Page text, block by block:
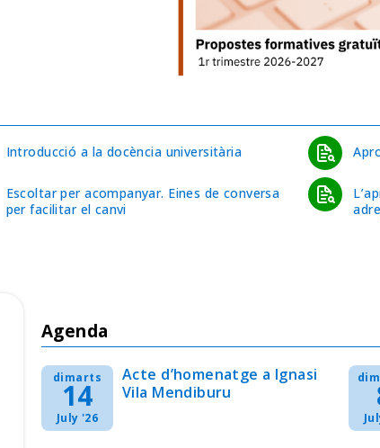
Introducció a la docència universitària
Escoltar per acompanyar. Eines de conversa
per facilitar el canvi
Agenda
dimarts
14
July '26
Acte d’homenatge a Ignasi
Vila Mendiburu